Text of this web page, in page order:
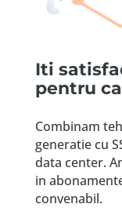
Iti
pentru
Combinam
generatie cu
data center.
in
convenabil.